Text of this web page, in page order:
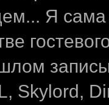
Я сама
Skylord,